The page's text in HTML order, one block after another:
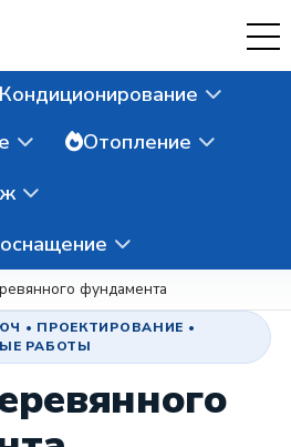
Кондиционирование
Отопление
фундамента
• ПРОЕКТИРОВАНИЕ •
РАБОТЫ